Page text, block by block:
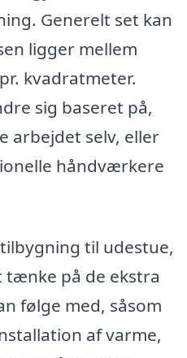
Generelt set kan
ligger mellem
kvadratmeter.
sig baseret på,
arbejdet selv, eller
håndværkere
til udestue,
på de ekstra
følge med, såsom
af varme,